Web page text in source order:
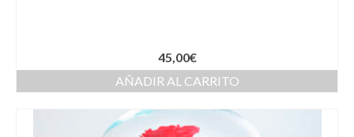
45,00€
AÑADIR AL CARRITO